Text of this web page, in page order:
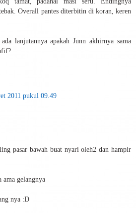
Overall pantes diterbitin di koran, keren
lanjutannya apakah Junn akhirnya sama
2011 pukul 09.49
pasar bawah buat nyari oleh2 dan hampir
ama gelangnya
nya :D